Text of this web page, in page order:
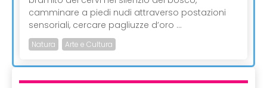
camminare a piedi nudi attraverso postazioni
sensoriali, cercare pagliuzze d’oro ...
Natura Arte e Cultura